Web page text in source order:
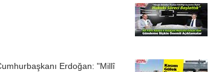
Erdoğan: "Millî